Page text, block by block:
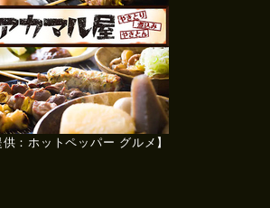
供：ホットペッパー グルメ】